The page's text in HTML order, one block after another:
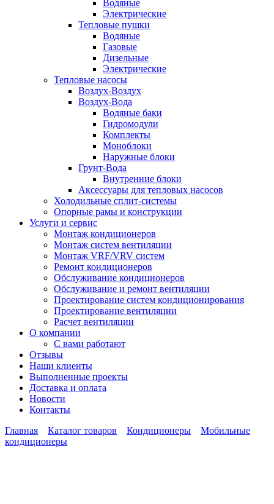
Водяные
Электрические
Тепловые пушки
Водяные
Газовые
Дизельные
Электрические
Тепловые насосы
Воздух-Воздух
Воздух-Вода
Водяные баки
Гидромодули
Комплекты
Моноблоки
Наружные блоки
Грунт-Вода
Внутренние блоки
Аксессуары для тепловых насосов
Холодильные сплит-системы
Опорные рамы и конструкции
Услуги и сервис
Монтаж кондиционеров
Монтаж систем вентиляции
Монтаж VRF/VRV систем
Ремонт кондиционеров
Обслуживание кондиционеров
Обслуживание и ремонт вентиляции
Проектирование систем кондиционирования
Проектирование вентиляции
Расчет вентиляции
О компании
С вами работают
Отзывы
Наши клиенты
Выполненные проекты
Доставка и оплата
Новости
Контакты
Главная
Каталог товаров Кондиционеры
Мобильные
кондиционеры